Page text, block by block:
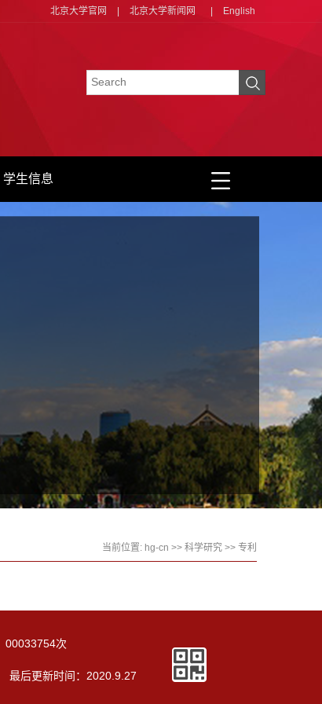
北京大学官网 北京大学新闻网 English
学生信息
当前位置: hg-cn >> 科学研究 >> 专利
00033754次
最后更新时间： 2020 9 27